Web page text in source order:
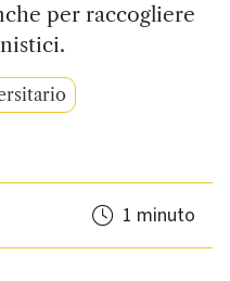
per raccogliere
1 minuto